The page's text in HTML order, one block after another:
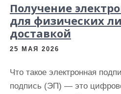
Получение
для физических
доставкой
25 МАЯ 2026
Что такое электронная
подпись (ЭП) — это